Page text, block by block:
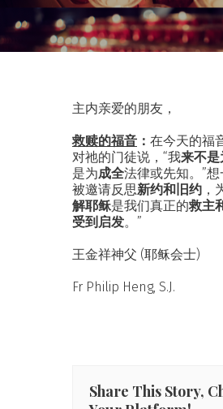
主内亲爱的朋友，
救赎的福音 ： 在今天的福
对祂的门徒说，“我来不是
是为成全法律或先知。”想
被邀请反思新约和旧约 ，
解耶稣是我们真正的救主
受到启发。”
王金祥神父 (耶稣会士)
Fr Philip Heng, S.J.
Share This Story,